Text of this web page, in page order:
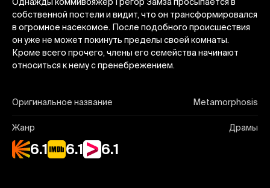
собственной постели и видит, что он трансформировался
в огромное насекомое. После подобного происшествия
он уже не может покинуть пределы своей комнаты.
Кроме всего прочего, члены его семейства начинают
относиться к нему с пренебрежением.
Оригинальное название Metamorphosis
Жанр Драмы
6.1 6.1 6.1